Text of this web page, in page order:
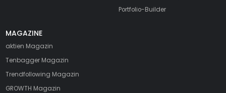
Portfolio-Builder
MAGAZINE
aktien Magazin
Tenbagger Magazin
Trendfollowing Magazin
GROWTH Magazin